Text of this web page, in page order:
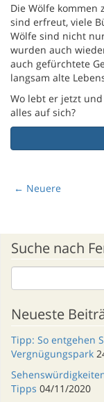
Die Wölfe kommen
sind erfreut, viele
Wölfe sind nicht
wurden auch
auch gefürchtete
langsam alte
Wo lebt er jetzt
alles auf sich?
← Neuere
Suche nach
Neueste
Tipp: So entgehen
Vergnügungspark
Tipps 04/11/2020